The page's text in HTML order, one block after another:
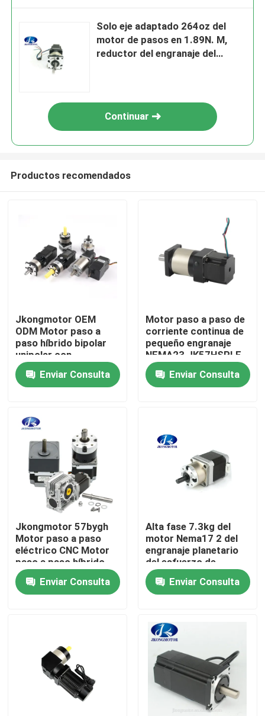
Hogar
Sobre nosotros
Viaje de la fábrica
Control de calidad
Éntrenos en contacto con
Pida una cita
motor servomotor paso a paso integrado
Servomotor de corriente continua integrado
Solo eje adaptado 264oz del
motor de pasos en 1.89N. M,
reductor del engranaje del
Continuar
Productos recomendados
Jkongmotor OEM
ODM Motor paso a
paso híbrido bipolar
unipolar con
engranajes,
codificador, freno y
controlador integrado
Enviar Consulta
Motor paso a paso de
corriente continua de
pequeño engranaje
NEMA23 JK57HSPLF
Enviar Consulta
Jkongmotor 57bygh
Motor paso a paso
eléctrico CNC Motor
paso a paso híbrido
con engranaje con
caja de cambios
planetaria / freno /
Enviar Consulta
Alta fase 7.3kg del
motor Nema17 2 del
engranaje planetario
del esfuerzo de
torsión. Cm
42mm*42mm*100m m
Enviar Consulta